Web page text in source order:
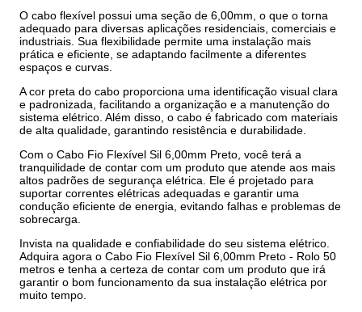
O cabo flexível possui uma seção de 6,00mm, o que o torna
adequado para diversas aplicações residenciais, comerciais e
industriais. Sua flexibilidade permite uma instalação mais
prática e eficiente, se adaptando facilmente a diferentes
espaços e curvas.
A cor preta do cabo proporciona uma identificação visual clara
e padronizada, facilitando a organização e a manutenção do
sistema elétrico. Além disso, o cabo é fabricado com materiais
de alta qualidade, garantindo resistência e durabilidade.
Com o Cabo Fio Flexível Sil 6,00mm Preto, você terá a
tranquilidade de contar com um produto que atende aos mais
altos padrões de segurança elétrica. Ele é projetado para
suportar correntes elétricas adequadas e garantir uma
condução eficiente de energia, evitando falhas e problemas de
sobrecarga.
Invista na qualidade e confiabilidade do seu sistema elétrico.
Adquira agora o Cabo Fio Flexível Sil 6,00mm Preto - Rolo 50
metros e tenha a certeza de contar com um produto que irá
garantir o bom funcionamento da sua instalação elétrica por
muito tempo.